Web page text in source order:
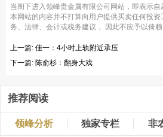
当阁下进入领峰贵金属有限公司网站，即表示自
本网站的内容并不打算向用户提供买卖任何投
务、法律、会计或税务建议， 因此不应予以倚赖
上一篇: 佳一：4小时上轨附近承压
下一篇: 陈俞杉：翻身大戏
推荐阅读
领峰分析 独家专栏 非